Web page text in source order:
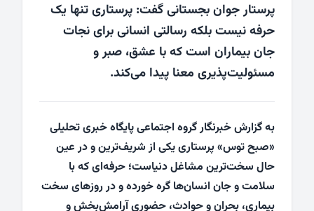
پرستار جوان بجستانی گفت: پرستاری تنها یک
حرفه نیست بلکه رسالتی انسانی برای نجات
جان بیماران است که با عشق، صبر و
مسئولیت‌پذیری معنا پیدا می‌کند.
به گزارش خبرنگار گروه اجتماعی پایگاه خبری تحلیلی
«صبح توس» پرستاری یکی از شریف‌ترین و در عین
حال سخت‌ترین مشاغل دنیاست؛ حرفه‌ای که با
سلامت و جان انسان‌ها گره خورده و در روزهای سخت
بیماری، بحران و حوادث، حضوری آرامش‌بخش و